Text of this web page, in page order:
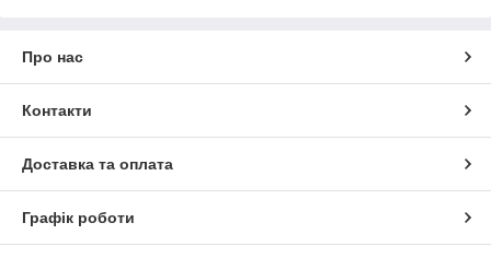
Про нас
Контакти
Доставка та оплата
Графік роботи